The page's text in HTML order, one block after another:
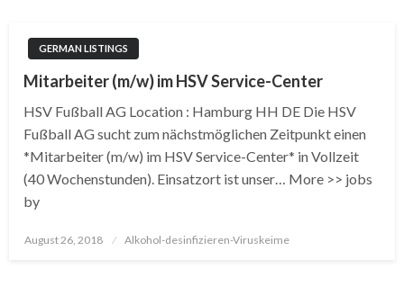
GERMAN LISTINGS
Mitarbeiter (m/w) im HSV Service-Center
HSV Fußball AG Location : Hamburg HH DE Die HSV
Fußball AG sucht zum nächstmöglichen Zeitpunkt einen
*Mitarbeiter (m/w) im HSV Service-Center* in Vollzeit
(40 Wochenstunden). Einsatzort ist unser… More >> jobs
by
Posted
August 26, 2018 Alkohol-desinfizieren-Viruskeime